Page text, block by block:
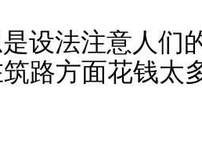
设法注意人们
路方面花钱太